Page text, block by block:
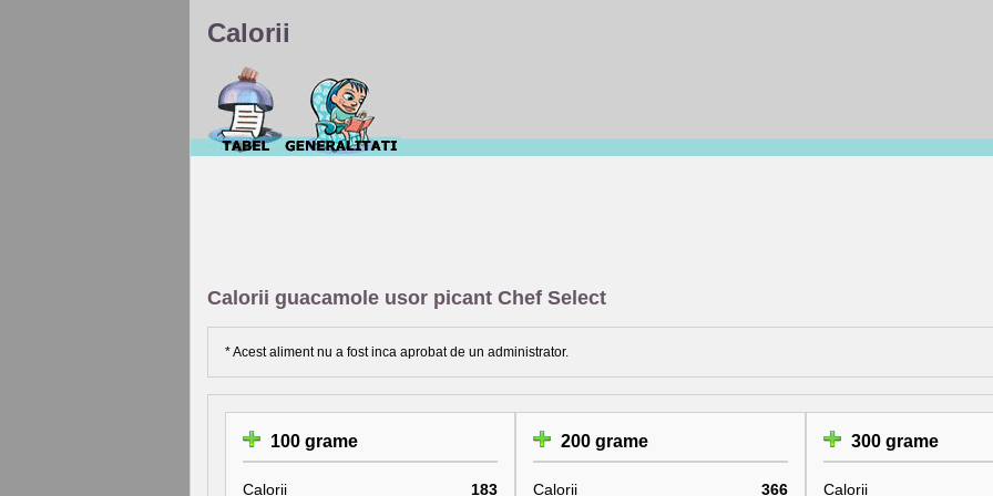
Calorii
Calorii guacamole usor picant Chef Select
* Acest aliment nu a fost inca aprobat de un administrator.
100 grame
Calorii 183
200 grame
Calorii 366
300 grame
Calorii